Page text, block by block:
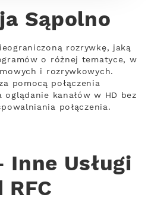
Sąpolno
rozrywkę, jaką
o różnej tematyce, w
i rozrywkowych.
pomocą połączenia
kanałów w HD bez
połączenia.
Inne Usługi
RFC